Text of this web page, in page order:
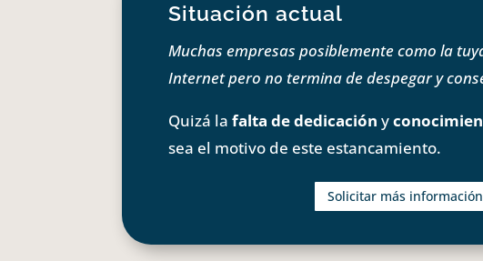
Situación actual
Muchas empresas posiblemente como la
Internet pero no termina de despegar y
Quizá lafalta de dedicación y
sea el motivo de este estancamiento.
Solicitar más información